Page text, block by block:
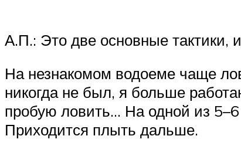
А.П.: Это две основные тактики,
На незнакомом водоеме чаще
никогда не был, я больше
пробую ловить… На одной из 5–6
Приходится плыть дальше.